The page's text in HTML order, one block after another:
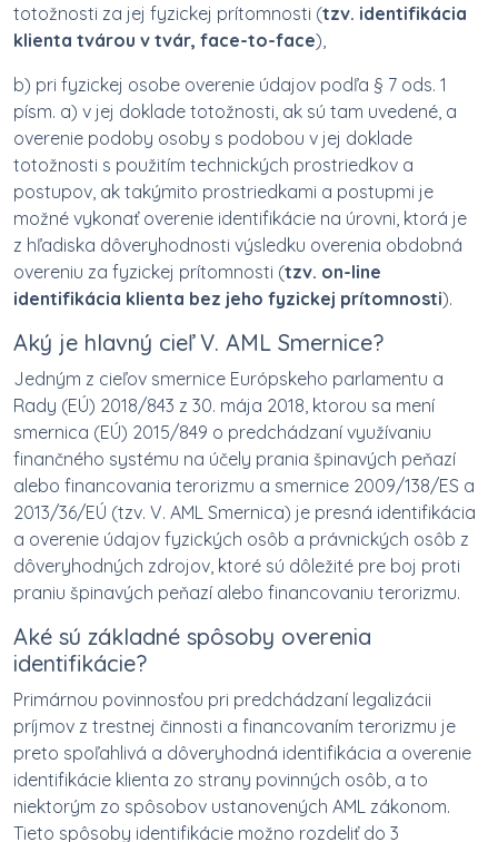
totožnosti za jej fyzickej prítomnosti (tzv. identifikácia
klienta tvárou v tvár, face-to-face),
b) pri fyzickej osobe overenie údajov podľa § 7 ods. 1
písm. a) v jej doklade totožnosti, ak sú tam uvedené, a
overenie podoby osoby s podobou v jej doklade
totožnosti s použitím technických prostriedkov a
postupov, ak takýmito prostriedkami a postupmi je
možné vykonať overenie identifikácie na úrovni, ktorá je
z hľadiska dôveryhodnosti výsledku overenia obdobná
overeniu za fyzickej prítomnosti (tzv. on-line
identifikácia klienta bez jeho fyzickej prítomnosti).
Aký je hlavný cieľ V. AML Smernice?
Jedným z cieľov smernice Európskeho parlamentu a
Rady (EÚ) 2018/843 z 30. mája 2018, ktorou sa mení
smernica (EÚ) 2015/849 o predchádzaní využívaniu
finančného systému na účely prania špinavých peňazí
alebo financovania terorizmu a smernice 2009/138/ES a
2013/36/EÚ (tzv. V. AML Smernica) je presná identifikácia
a overenie údajov fyzických osôb a právnických osôb z
dôveryhodných zdrojov, ktoré sú dôležité pre boj proti
praniu špinavých peňazí alebo financovaniu terorizmu.
Aké sú základné spôsoby overenia
identifikácie?
Primárnou povinnosťou pri predchádzaní legalizácii
príjmov z trestnej činnosti a financovaním terorizmu je
preto spoľahlivá a dôveryhodná identifikácia a overenie
identifikácie klienta zo strany povinných osôb, a to
niektorým zo spôsobov ustanovených AML zákonom.
Tieto spôsoby identifikácie možno rozdeliť do 3